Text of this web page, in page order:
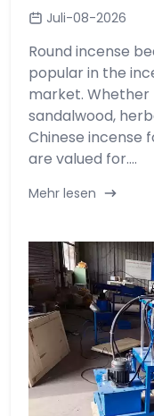
Juli-08-2026
Round incense
popular in the
market.
sandalwood,
Chinese incense
are valued for....
Mehr lesen